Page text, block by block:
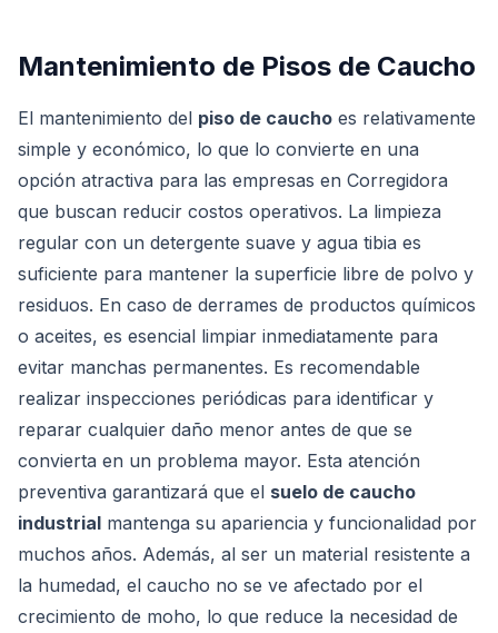
Mantenimiento de Pisos de Caucho
El mantenimiento del piso de caucho es relativamente
simple y económico, lo que lo convierte en una
opción atractiva para las empresas en Corregidora
que buscan reducir costos operativos. La limpieza
regular con un detergente suave y agua tibia es
suficiente para mantener la superficie libre de polvo y
residuos. En caso de derrames de productos químicos
o aceites, es esencial limpiar inmediatamente para
evitar manchas permanentes. Es recomendable
realizar inspecciones periódicas para identificar y
reparar cualquier daño menor antes de que se
convierta en un problema mayor. Esta atención
preventiva garantizará que el suelo de caucho
industrial mantenga su apariencia y funcionalidad por
muchos años. Además, al ser un material resistente a
la humedad, el caucho no se ve afectado por el
crecimiento de moho, lo que reduce la necesidad de